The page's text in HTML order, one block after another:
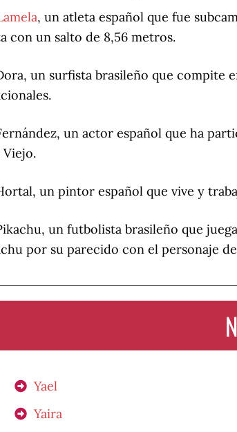
, un atleta español que fue
con un salto de 8,56 metros.
un surfista brasileño que compite
un actor español que ha
Viejo.
un pintor español que vive y
un futbolista brasileño que
por su parecido con el personaje
Yael
Yaira